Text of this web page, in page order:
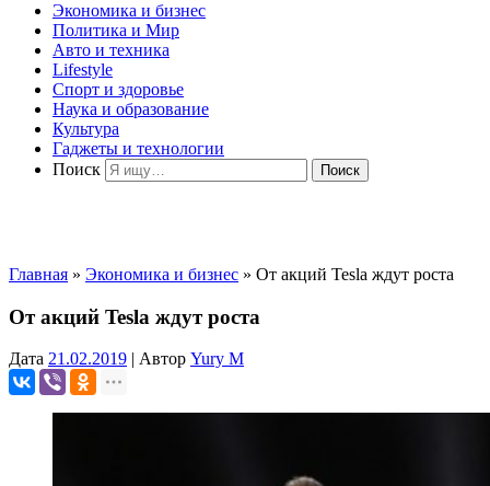
Экономика и бизнес
Политика и Мир
Авто и техника
Lifestyle
Спорт и здоровье
Наука и образование
Культура
Гаджеты и технологии
Поиск
Главная » Экономика и бизнес » От акций Tesla ждут роста
От акций Tesla ждут роста
Дата 21.02.2019 | Автор Yury M